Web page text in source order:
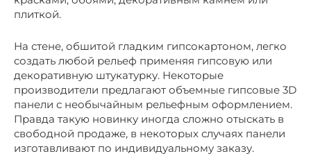
плиткой.
На стене, обшитой гладким гипсокартоном, легко
создать любой рельеф применяя гипсовую или
декоративную штукатурку. Некоторые
производители предлагают объемные гипсовые 3D
панели с необычайным рельефным оформлением.
Правда такую новинку иногда сложно отыскать в
свободной продаже, в некоторых случаях панели
изготавливают по индивидуальному заказу.